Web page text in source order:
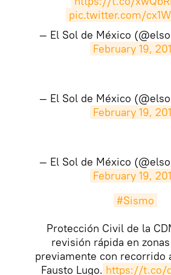
pic.twitter.com/
— El Sol de México
February 19,
— El Sol de México
February 19,
— El Sol de México
February 19,
#Sismo
Protección Civil de la
revisión rápida en
previamente con recorrido
Fausto Lugo. https://t.co/